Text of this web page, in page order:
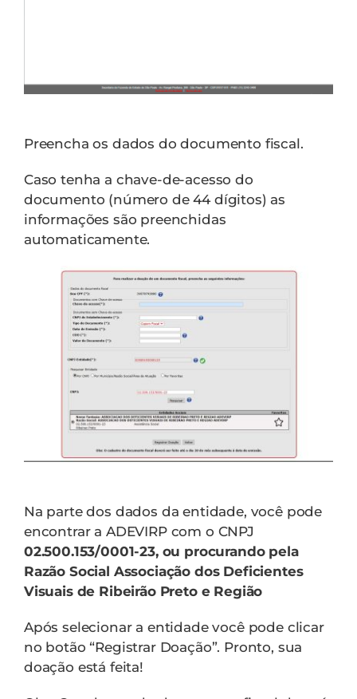
Preencha os dados do documento fiscal.
Caso tenha a chave-de-acesso do
documento (número de 44 dígitos) as
informações são preenchidas
automaticamente.
Na parte dos dados da entidade, você pode
encontrar a ADEVIRP com o CNPJ
02.500.153/0001-23, ou procurando pela
Razão Social Associação dos Deficientes
Visuais de Ribeirão Preto e Região
Após selecionar a entidade você pode clicar
no botão “Registrar Doação”. Pronto, sua
doação está feita!